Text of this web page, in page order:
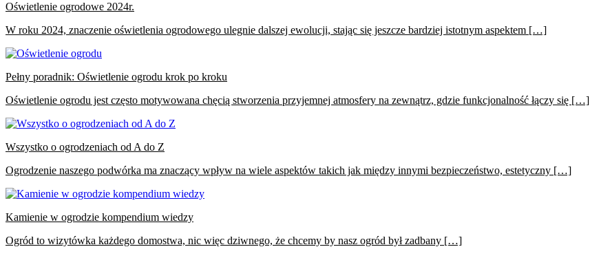
Oświetlenie ogrodowe 2024r.
W roku 2024, znaczenie oświetlenia ogrodowego ulegnie dalszej ewolucji, stając się jeszcze bardziej istotnym aspektem […]
Pełny poradnik: Oświetlenie ogrodu krok po kroku
Oświetlenie ogrodu jest często motywowana chęcią stworzenia przyjemnej atmosfery na zewnątrz, gdzie funkcjonalność łączy się […]
Wszystko o ogrodzeniach od A do Z
Ogrodzenie naszego podwórka ma znaczący wpływ na wiele aspektów takich jak między innymi bezpieczeństwo, estetyczny […]
Kamienie w ogrodzie kompendium wiedzy
Ogród to wizytówka każdego domostwa, nic więc dziwnego, że chcemy by nasz ogród był zadbany […]